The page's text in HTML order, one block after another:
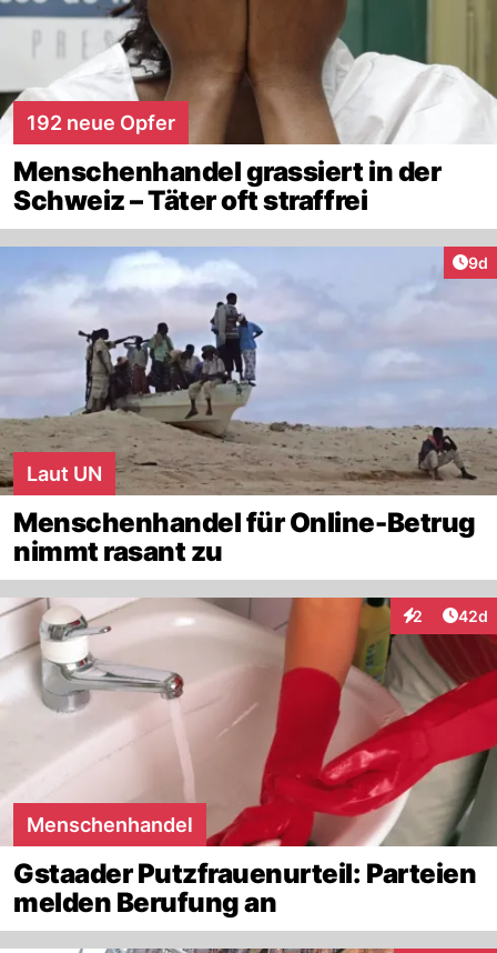
192 neue Opfer
Menschenhandel grassiert in der
Schweiz – Täter oft straffrei
9d
Laut UN
Menschenhandel für Online-Betrug
nimmt rasant zu
2
Interaktionen
42d
Menschenhandel
Gstaader Putzfrauenurteil: Parteien
melden Berufung an